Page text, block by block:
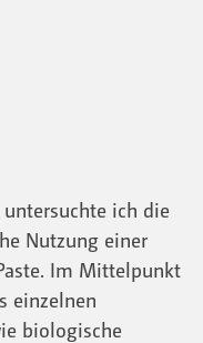
ich die
Nutzung einer
Im Mittelpunkt
einzelnen
biologische